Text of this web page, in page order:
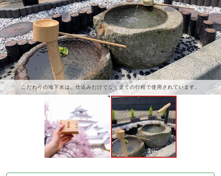
こだわりの地下水は、仕込みだけでなく全ての行程で使用されています。